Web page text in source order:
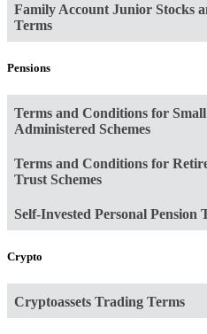
Family Account Junior Stocks
Terms
Pensions
Terms and Conditions for
Administered Schemes
Terms and Conditions for
Trust Schemes
Self-Invested Personal Pension
Crypto
Cryptoassets Trading Terms